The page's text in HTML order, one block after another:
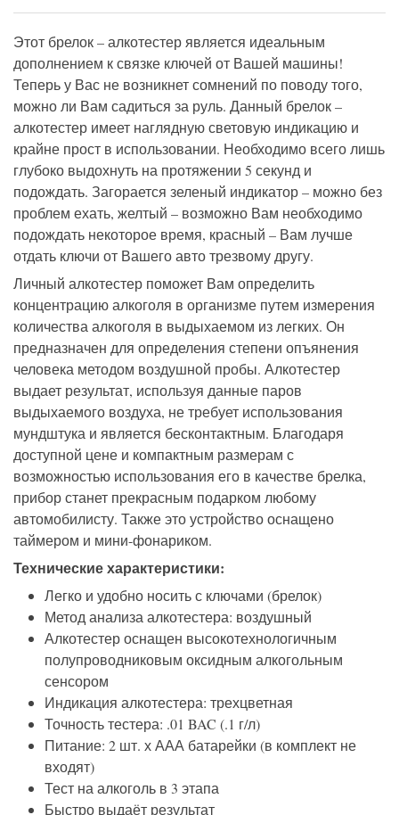
Этот брелок – алкотестер является идеальным
дополнением к связке ключей от Вашей машины!
Теперь у Вас не возникнет сомнений по поводу того,
можно ли Вам садиться за руль. Данный брелок –
алкотестер имеет наглядную световую индикацию и
крайне прост в использовании. Необходимо всего лишь
глубоко выдохнуть на протяжении 5 секунд и
подождать. Загорается зеленый индикатор – можно без
проблем ехать, желтый – возможно Вам необходимо
подождать некоторое время, красный – Вам лучше
отдать ключи от Вашего авто трезвому другу.
Личный алкотестер поможет Вам определить
концентрацию алкоголя в организме путем измерения
количества алкоголя в выдыхаемом из легких. Он
предназначен для определения степени опъянения
человека методом воздушной пробы. Алкотестер
выдает результат, используя данные паров
выдыхаемого воздуха, не требует использования
мундштука и является бесконтактным. Благодаря
доступной цене и компактным размерам с
возможностью использования его в качестве брелка,
прибор станет прекрасным подарком любому
автомобилисту. Также это устройство оснащено
таймером и мини-фонариком.
Технические характеристики:
Легко и удобно носить с ключами (брелок)
Метод анализа алкотестера: воздушный
Алкотестер оснащен высокотехнологичным
полупроводниковым оксидным алкогольным
сенсором
Индикация алкотестера: трехцветная
Точность тестера: .01 BAC (.1 г/л)
Питание: 2 шт. х ААА батарейки (в комплект не
входят)
Тест на алкоголь в 3 этапа
Быстро выдаёт результат